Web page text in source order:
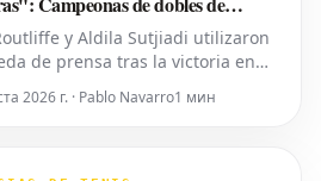
expresan temor por los
propuestos por la ATP que se
a la WTA
y Aldila Sutjiadi utilizaron
de prensa tras la victoria en
de que los recortes
2026 г. · Pablo Navarro1 мин